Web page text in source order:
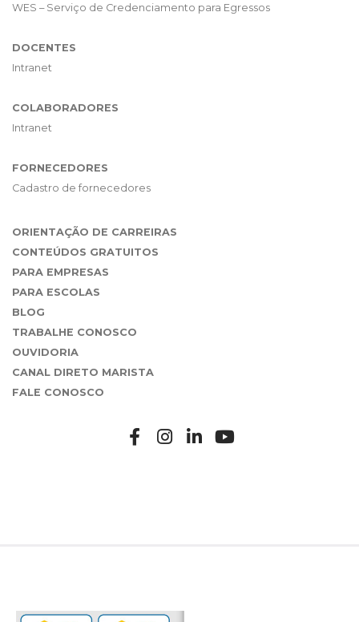
WES – Serviço de Credenciamento para Egressos
DOCENTES
Intranet
COLABORADORES
Intranet
FORNECEDORES
Cadastro de fornecedores
ORIENTAÇÃO DE CARREIRAS
CONTEÚDOS GRATUITOS
PARA EMPRESAS
PARA ESCOLAS
BLOG
TRABALHE CONOSCO
OUVIDORIA
CANAL DIRETO MARISTA
FALE CONOSCO